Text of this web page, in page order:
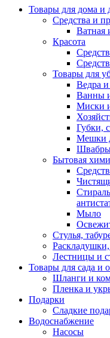
Товары для дома и
Средства и
Ватная
Красота
Товары для
Ведра
Ванны
Миски
Губки,
Мешки
Бытовая
Мыло
Стулья,
Лестницы и
Товары для сада и
Шланги и
Пленка и
Подарки
Cладкие
Водоснабжение
Насосы